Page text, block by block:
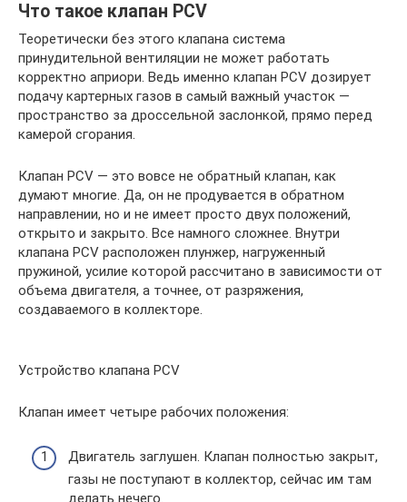
Что такое клапан PCV
Теоретически без этого клапана система
принудительной вентиляции не может работать
корректно априори. Ведь именно клапан PCV дозирует
подачу картерных газов в самый важный участок —
пространство за дроссельной заслонкой, прямо перед
камерой сгорания.
Клапан PCV — это вовсе не обратный клапан, как
думают многие. Да, он не продувается в обратном
направлении, но и не имеет просто двух положений,
открыто и закрыто. Все намного сложнее. Внутри
клапана PCV расположен плунжер, нагруженный
пружиной, усилие которой рассчитано в зависимости от
объема двигателя, а точнее, от разряжения,
создаваемого в коллекторе.
Устройство клапана PCV
Клапан имеет четыре рабочих положения:
Двигатель заглушен. Клапан полностью закрыт,
газы не поступают в коллектор, сейчас им там
делать нечего.